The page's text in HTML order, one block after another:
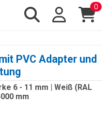
0
PVC Adapter und
6 - 11 mm | Weiß (RAL
mm